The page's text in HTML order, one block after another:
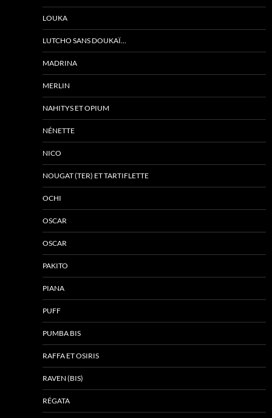
LOUKA
LUTCHO SANS DOUKAÏ…
MADRINA
MERLIN
NAHITYS ET OPIUM
NÉNETTE
NICO
NOUGAT (TER) ET TARTIFLETTE
OCHI
OSCAR
OSCAR
PAKITO
PIANA
PUFF
PUMBA BIS
RAFFA ET OSIRIS
RAVEN (BIS)
RÉGATA